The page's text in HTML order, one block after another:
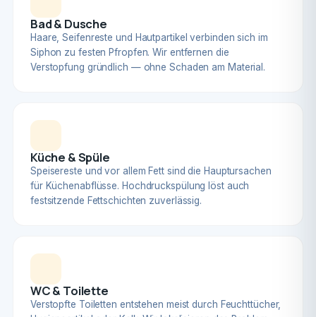
Bad & Dusche
Haare, Seifenreste und Hautpartikel verbinden sich im
Siphon zu festen Pfropfen. Wir entfernen die
Verstopfung gründlich — ohne Schaden am Material.
Küche & Spüle
Speisereste und vor allem Fett sind die Hauptursachen
für Küchenabflüsse. Hochdruckspülung löst auch
festsitzende Fettschichten zuverlässig.
WC & Toilette
Verstopfte Toiletten entstehen meist durch Feuchttücher,